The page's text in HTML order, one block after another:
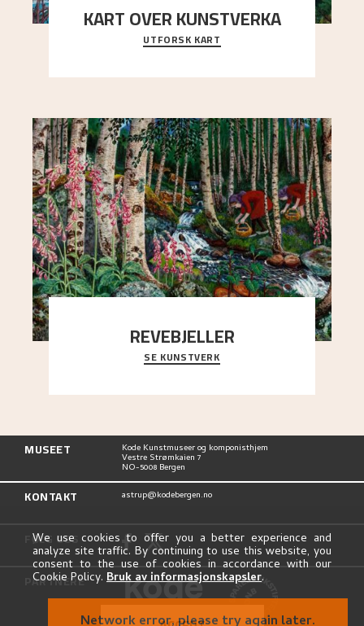
KART OVER KUNSTVERKA
Utforsk stedene og utsiktene i Astrups malerier
UTFORSK KART
REVEBJELLER
“Dozens of white birch trunks are lined up like
rhythmic piano keys, striking light tones under
SE KUNSTVERK
MUSEET Kode Kunstmuseer og komponisthjem
Vestre Strømkaien 7
NO-5008 Bergen
KONTAKT astrup@kodebergen.no
FØLG OSS
PARTNERE
We use cookies to offer you a better experience and
analyze site traffic. By continuing to use this website, you
consent to the use of cookies in accordance with our
Cookie Policy. Bruk av informasjonskapsler.